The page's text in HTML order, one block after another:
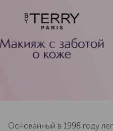
Основанный в 1998 году